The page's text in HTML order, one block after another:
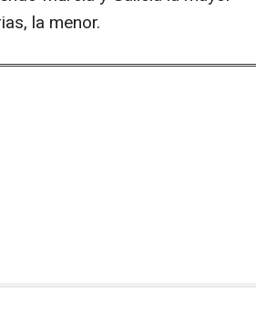
la menor.